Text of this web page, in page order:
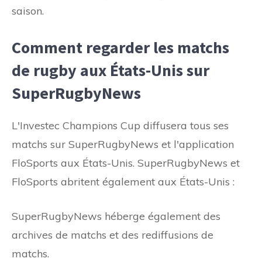
saison.
Comment regarder les matchs
de rugby aux États-Unis sur
SuperRugbyNews
L'Investec Champions Cup diffusera tous ses
matchs sur SuperRugbyNews et l'application
FloSports aux États-Unis. SuperRugbyNews et
FloSports abritent également aux États-Unis :
SuperRugbyNews héberge également des
archives de matchs et des rediffusions de
matchs.